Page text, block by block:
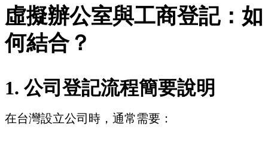
虛擬辦公室與工商登記：如
何結合？
1. 公司登記流程簡要說明
在台灣設立公司時，通常需要：